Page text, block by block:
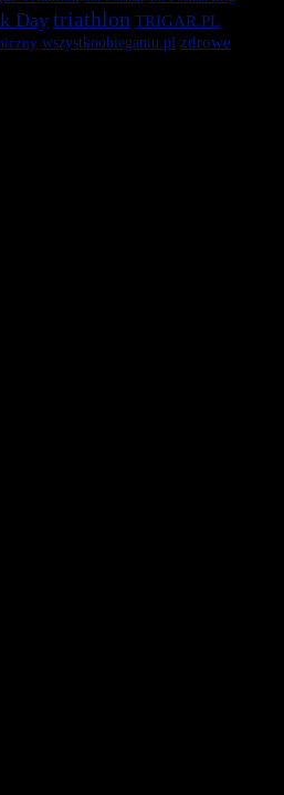
Day triathlon TRIGAR.PL
wszystkoobieganiu.pl zdrowe